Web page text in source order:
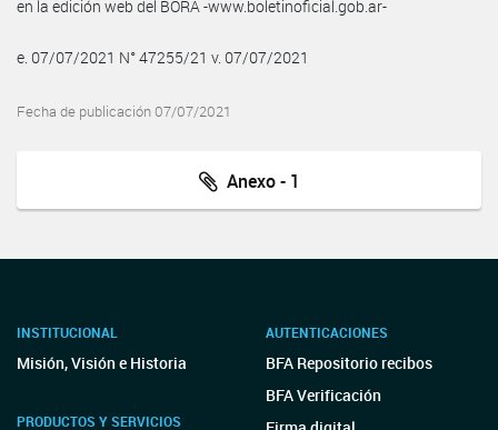
en la edición web del BORA -www.boletinoficial.gob.ar-
e. 07/07/2021 N° 47255/21 v. 07/07/2021
Fecha de publicación 07/07/2021
Anexo - 1
INSTITUCIONAL
Misión, Visión e Historia
PRODUCTOS Y SERVICIOS
AUTENTICACIONES
BFA Repositorio recibos
BFA Verificación